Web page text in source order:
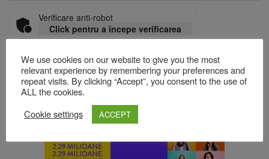
Verificare anti-robot
Click pentru a începe verificarea
Acest site folosește Akismet pentru a reduce spamul.
sunt procesate datele comentariilor tale
We use cookies on our website to give you the most
relevant experience by remembering your preferences and
repeat visits. By clicking “Accept”, you consent to the use of
ALL the cookies.
Cookie settings
ACCEPT